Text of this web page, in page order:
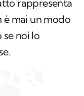
rappresenta
è mai un modo
noi lo